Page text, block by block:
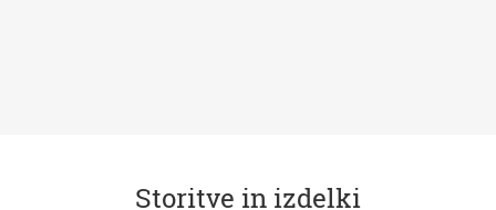
Storitve in izdelki